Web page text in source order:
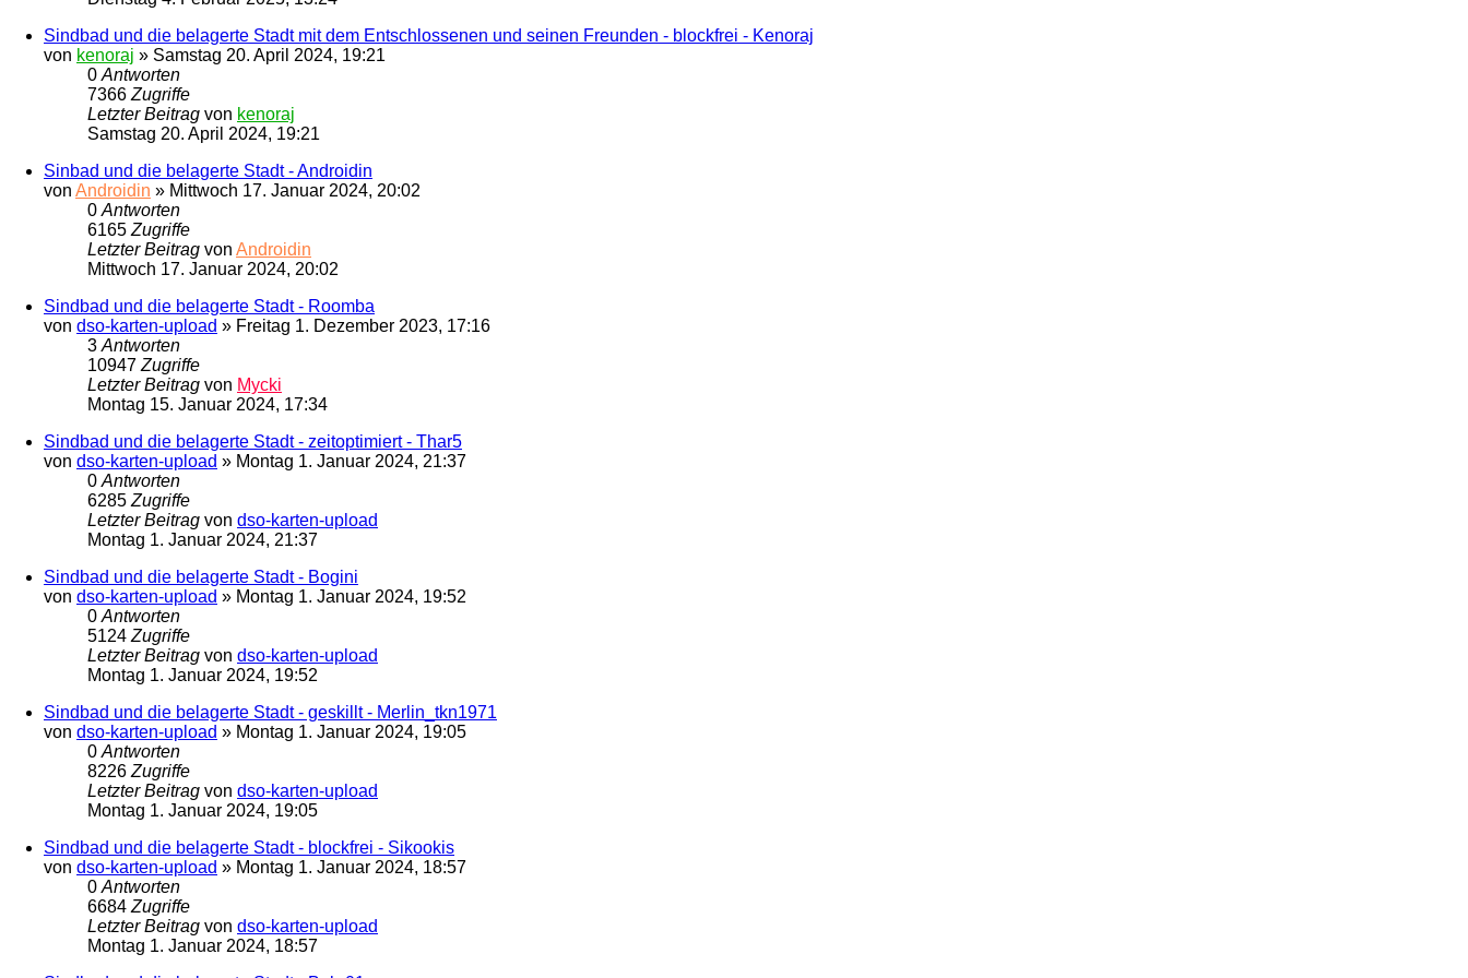
Sindbad und die belagerte Stadt mit dem Entschlossenen und seinen Freunden - blockfrei - Kenoraj
von kenoraj » Samstag 20. April 2024, 19:21
0Antworten
7366Zugriffe
Letzter Beitrag von kenoraj
Samstag 20. April 2024, 19:21
Sinbad und die belagerte Stadt - Androidin
von Androidin » Mittwoch 17. Januar 2024, 20:02
0Antworten
6165Zugriffe
Letzter Beitrag von Androidin
Mittwoch 17. Januar 2024, 20:02
Sindbad und die belagerte Stadt - Roomba
von dso-karten-upload » Freitag 1. Dezember 2023, 17:16
3Antworten
10947Zugriffe
Letzter Beitrag von Mycki
Montag 15. Januar 2024, 17:34
Sindbad und die belagerte Stadt - zeitoptimiert - Thar5
von dso-karten-upload » Montag 1. Januar 2024, 21:37
0Antworten
6285Zugriffe
Letzter Beitrag von dso-karten-upload
Montag 1. Januar 2024, 21:37
Sindbad und die belagerte Stadt - Bogini
von dso-karten-upload » Montag 1. Januar 2024, 19:52
0Antworten
5124Zugriffe
Letzter Beitrag von dso-karten-upload
Montag 1. Januar 2024, 19:52
Sindbad und die belagerte Stadt - geskillt - Merlin_tkn1971
von dso-karten-upload » Montag 1. Januar 2024, 19:05
0Antworten
8226Zugriffe
Letzter Beitrag von dso-karten-upload
Montag 1. Januar 2024, 19:05
Sindbad und die belagerte Stadt - blockfrei - Sikookis
von dso-karten-upload » Montag 1. Januar 2024, 18:57
0Antworten
6684Zugriffe
Letzter Beitrag von dso-karten-upload
Montag 1. Januar 2024, 18:57